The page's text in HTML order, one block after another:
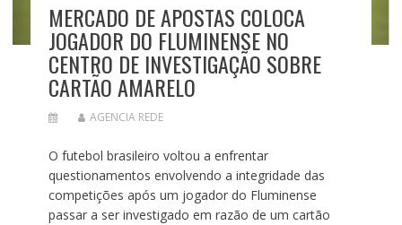
MERCADO DE APOSTAS COLOCA
JOGADOR DO FLUMINENSE NO
CENTRO DE INVESTIGAÇÃO SOBRE
CARTÃO AMARELO
AGENCIA REDE
O futebol brasileiro voltou a enfrentar
questionamentos envolvendo a integridade das
competições após um jogador do Fluminense
passar a ser investigado em razão de um cartão